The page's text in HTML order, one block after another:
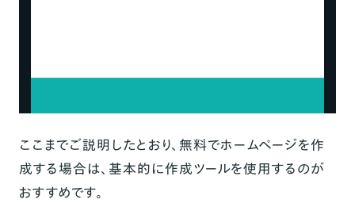
ここまでご説明したとおり、無料でホームページを作
成する場合は、基本的に作成ツールを使用するのが
おすすめです。